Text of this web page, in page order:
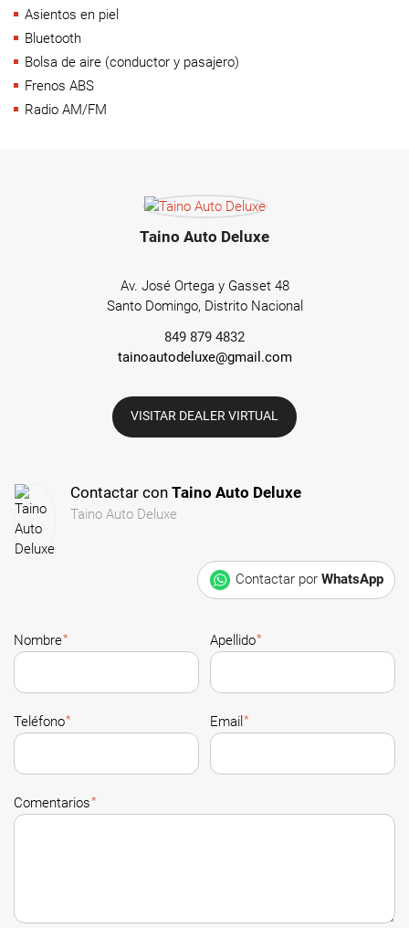
Asientos en piel
Bluetooth
Bolsa de aire (conductor y pasajero)
Frenos ABS
Radio AM/FM
Taino Auto Deluxe
Av. José Ortega y Gasset 48
Santo Domingo, Distrito Nacional
849 879 4832
tainoautodeluxe@gmail.com
VISITAR DEALER VIRTUAL
Contactar con Taino Auto Deluxe
Taino Auto Deluxe
Contactar por WhatsApp
Nombre* Apellido*
Teléfono* Email *
Comentarios*